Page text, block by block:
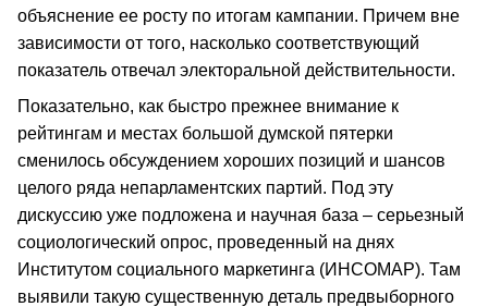
объяснение ее росту по итогам кампании. Причем вне
зависимости от того, насколько соответствующий
показатель отвечал электоральной действительности.
Показательно, как быстро прежнее внимание к
рейтингам и местах большой думской пятерки
сменилось обсуждением хороших позиций и шансов
целого ряда непарламентских партий. Под эту
дискуссию уже подложена и научная база – серьезный
социологический опрос, проведенный на днях
Институтом социального маркетинга (ИНСОМАР). Там
выявили такую существенную деталь предвыборного